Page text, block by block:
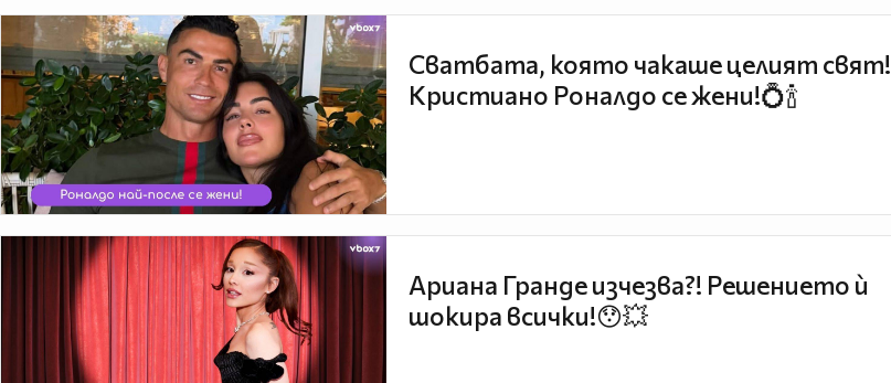
Сватбата, която чакаше целият свят!
Кристиано Роналдо се жени!💍🍾
Ариана Гранде изчезва?! Решението ѝ
шокира всички!😯💥